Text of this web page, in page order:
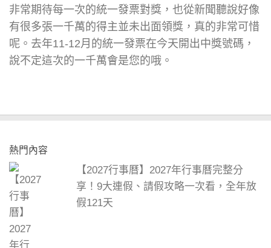
非常期待每一次的統一發票對獎，也從新聞聽說好像
有很多張一千萬的得主並未出面領獎，真的非常可惜
呢。去年11-12月的統一發票在今天開出中獎號碼，
說不定這次的一千萬會是您的哦。
熱門內容
【2027行事曆】2027年行事曆完整分
享！9大連假、請假攻略一次看，全年放
假121天